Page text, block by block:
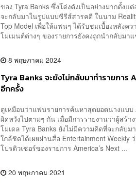
ของ Tyra Banks ซึ่งโด่งดังเป็นอย่างมากตั้งแ
จะกลับมาในรูปแบบซีรีส์สารคดี ในนาม
Top Model เพื่อให้แฟนๆ ได้รับชมเบื้องหลังค
โมเมนต์ต่างๆ ของรายการยังคงถูกนำกลับมา
8 พฤษภาคม 2024
Tyra Banks จะยังไม่กลับมาทำรายการ
อีกครั้ง
ดูเหมือนว่าแฟนรายการค้นหาสุดยอดนางแบบ
ผิดหวังไปตามๆ กัน เมื่อมีการรายงานว่าผู้สร้า
โมเดล Tyra Banks ยังไม่มีความคิดที่จะกลับ
ใกล้ชิดได้เผยผ่านสื่อ Entertainment Weekly
โปรดิวเซอร์ของรายการ America’s Next ...
20 พฤษภาคม 2021